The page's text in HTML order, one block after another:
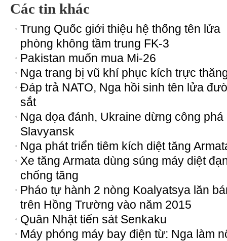
Các tin khác
Trung Quốc giới thiệu hệ thống tên lửa
phòng không tầm trung FK-3
Pakistan muốn mua Mi-26
Nga trang bị vũ khí phục kích trực
Đáp trả NATO, Nga hồi sinh tên lửa
sắt
Nga dọa đánh, Ukraine dừng công phá
Slavyansk
Nga phát triển tiêm kích diệt tăng
Xe tăng Armata dùng súng máy diệt
chống tăng
Pháo tự hành 2 nòng Koalyatsya lăn
trên Hồng Trường vào năm 2015
Quân Nhật tiến sát Senkaku
Máy phóng máy bay điện từ: Nga làm